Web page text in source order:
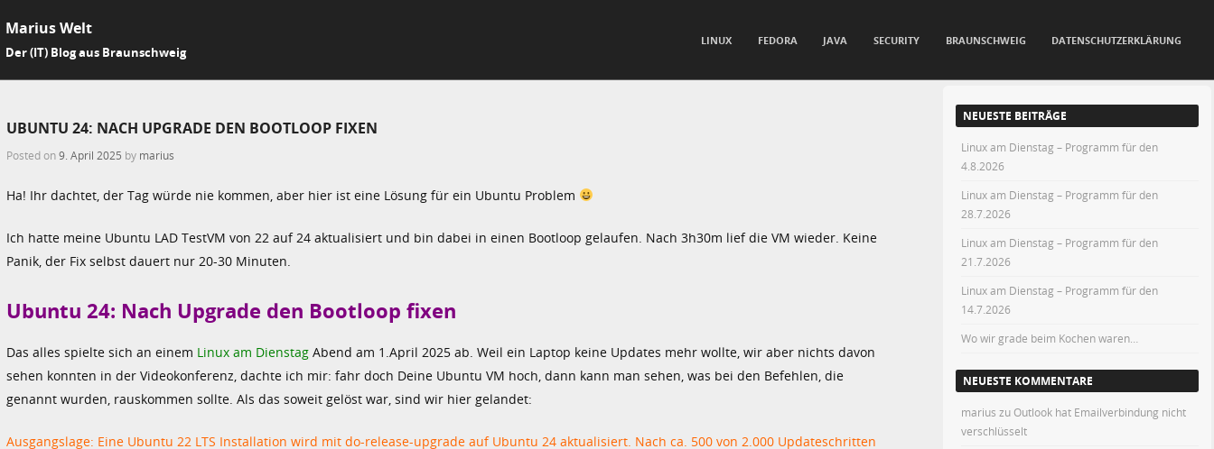
Marius Welt
Der (IT) Blog aus Braunschweig
LINUX FEDORA JAVA SECURITY BRAUNSCHWEIG DATENSCHUTZERKLÄRUNG
UBUNTU 24: NACH UPGRADE DEN BOOTLOOP FIXEN
Posted on9. April 2025 by marius
Ha! Ihr dachtet, der Tag würde nie kommen, aber hier ist eine Lösung für ein Ubuntu Problem
Ich hatte meine Ubuntu LAD TestVM von 22 auf 24 aktualisiert und bin dabei in einen Bootloop gelaufen. Nach 3h30m lief die VM wieder. Keine
Panik, der Fix selbst dauert nur 20-30 Minuten.
Ubuntu 24: Nach Upgrade den Bootloop fixen
Das alles spielte sich an einem Linux am Dienstag Abend am 1.April 2025 ab. Weil ein Laptop keine Updates mehr wollte, wir aber nichts davon
sehen konnten in der Videokonferenz, dachte ich mir: fahr doch Deine Ubuntu VM hoch, dann kann man sehen, was bei den Befehlen, die
genannt wurden, rauskommen sollte. Als das soweit gelöst war, sind wir hier gelandet:
Ausgangslage: Eine Ubuntu 22 LTS Installation wird mit do-release-upgrade auf Ubuntu 24 aktualisiert. Nach ca. 500 von 2.000 Updateschritten
NEUESTE BEITRÄGE
Linux am Dienstag – Programm für den
4.8.2026
Linux am Dienstag – Programm für den
28.7.2026
Linux am Dienstag – Programm für den
21.7.2026
Linux am Dienstag – Programm für den
14.7.2026
Wo wir grade beim Kochen waren…
NEUESTE KOMMENTARE
marius zuOutlook hat Emailverbindung nicht
verschlüsselt